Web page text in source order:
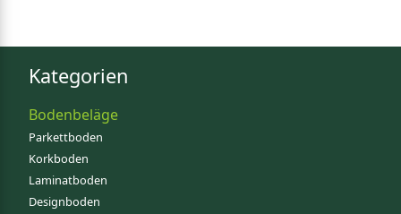
Kategorien
Bodenbeläge
Parkettboden
Korkboden
Laminatboden
Designboden